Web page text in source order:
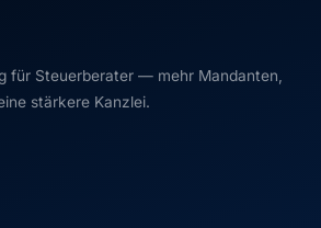
für Steuerberater — mehr Mandanten,
stärkere Kanzlei.